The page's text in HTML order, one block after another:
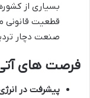
بسیاری از
قطعیت قانونی
صنعت دچار
فرصت های
پیشرفت در